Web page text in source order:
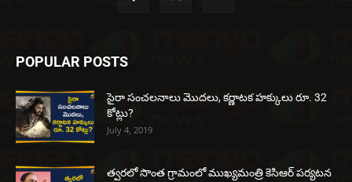
POPULAR POSTS
సైరా సంచలనాలు మొదలు, కర్ణాటక హక్కులు రూ. 32
కోట్లు?
July 4, 2019
త్వరలో సొంత గ్రామంలో ముఖ్యమంత్రి కెసిఆర్ పర్యటన